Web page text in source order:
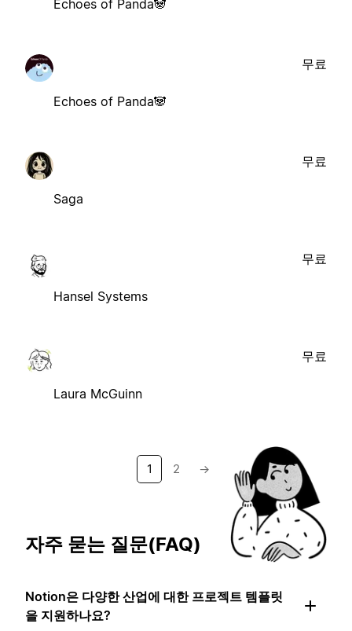
Echoes of Panda🐼
Echoes of Panda🐼
무료
Saga
무료
Hansel Systems
무료
Laura McGuinn
무료
1 2 →
자주 묻는 질문(FAQ)
Notion은 다양한 산업에 대한 프로젝트 템플릿
을 지원하나요?